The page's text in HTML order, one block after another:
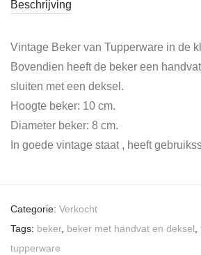
Beschrijving
Vintage Beker van Tupperware in de
Bovendien heeft de beker een
sluiten met een deksel.
Hoogte beker: 10 cm.
Diameter beker: 8 cm.
In goede vintage staat , heeft
Categorie: Verkocht
Tags: beker, beker met handvat en deksel
tupperware